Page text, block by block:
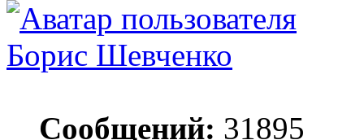
Борис Шевченко
Сообщений: 31895